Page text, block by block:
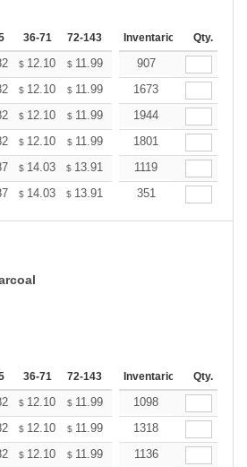
36-71 72-143 144-287 288 +
Inventario Qty.
$ 12.10 $ 11.99 11.79
907
$ 12.10 $ 11.99 11.79
1673
$ 12.10 $ 11.99 11.79
1944
$ 12.10 $ 11.99 11.79
1801
$ 14.03 $ 13.91 13.67
1119
$ 14.03 $ 13.91 13.67
351
36-71 72-143 144-287 288 +
Inventario Qty.
$ 12.10 $ 11.99 11.79
1098
$ 12.10 $ 11.99 11.79
1318
$ 12.10 $ 11.99 11.79
1136